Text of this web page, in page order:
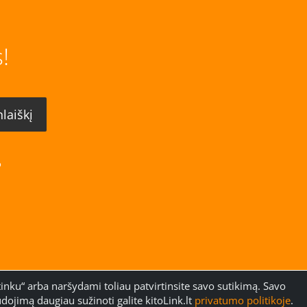
arba naršydami toliau patvirtinsite savo sutikimą. Savo
daugiau sužinoti galite kitoLink.lt privatumo politikoje.